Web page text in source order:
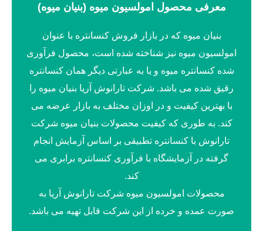
معرفی محصول امولسیون میوه (بنیان میوه)
بنیان میوه که در بازار فروش کنسانتره با عنوان
امولسیون میوه نیز شناخته شده است، محصول فرآوری
شده کنسانتره میوه و یا به عبارتی دیگر همان کنسانتره
رقیق شده می باشد. شرکت تارانوش آریا بنیان میوه را
با بهترین کیفیت و در اوزان مختلف به بازار عرضه می
کند. به طوری که کیفیت محصولات بنیان میوه شرکت
تارانوش با کنسانتره تطبیقی بر اساس آزمایش انجام
گرفته در آزمایشگاه با فرآوری کنسانتره برابری می
کند.
محصولات امولسیون میوه شرکت تارانوش آریا به
صورت عمده و خرده از این شرکت قابل تهیه می باشد.